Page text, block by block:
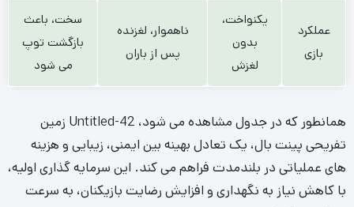
با کاهش نیاز به نگهداری و افزایش رضایت بازیکنان، به سرعت
جبران می شود.
انتخاب بهترین Untitled-42 مقاوم برای پینت بال نیازمند در نظر
گرفتن عواملی چون نوع الیاف (مانند پلی اتیلن)، ارتفاع پایل
(معمولاً بین ۲۵ تا ۴۰ میلی متر برای ورزش)، تراکم الیاف و مواد
پرکننده (infill) است. مشاوره با تامین کنندگان معتبر مانند